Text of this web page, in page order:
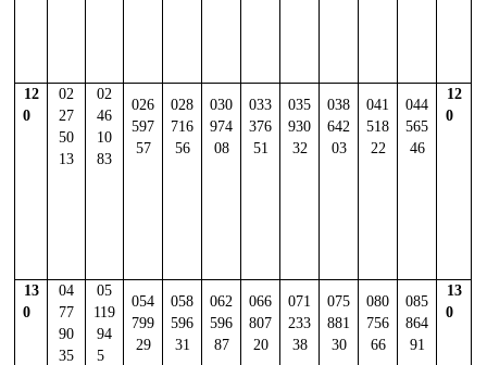
12
0
02
27
50
13
02
46
10
83
026
597
57
028
716
56
030
974
08
033
376
51
035
930
32
038
642
03
041
518
22
044
565
46
12
0
13
0
04
77
90
35
05
119
94
5
054
799
29
058
596
31
062
596
87
066
807
20
071
233
38
075
881
30
080
756
66
085
864
91
13
0